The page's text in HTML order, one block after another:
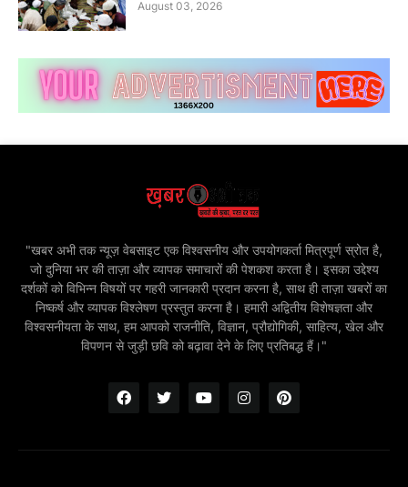
August 03, 2026
"खबर अभी तक न्यूज़ वेबसाइट एक विश्वसनीय और उपयोगकर्ता मित्रपूर्ण स्रोत है,
जो दुनिया भर की ताज़ा और व्यापक समाचारों की पेशकश करता है। इसका उद्देश्य
दर्शकों को विभिन्न विषयों पर गहरी जानकारी प्रदान करना है, साथ ही ताज़ा खबरों का
निष्कर्ष और व्यापक विश्लेषण प्रस्तुत करना है। हमारी अद्वितीय विशेषज्ञता और
विश्वसनीयता के साथ, हम आपको राजनीति, विज्ञान, प्रौद्योगिकी, साहित्य, खेल और
विपणन से जुड़ी छवि को बढ़ावा देने के लिए प्रतिबद्ध हैं।"